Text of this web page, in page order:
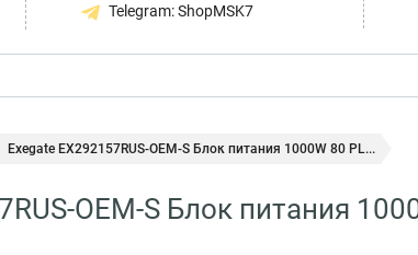
Telegram: ShopMSK7
Exegate EX292157RUS-OEM-S Блок питания 1000W 80 PL...
OEM-S Блок питания